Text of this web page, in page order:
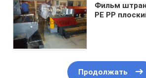
Фильм
PE PP
Продолжать